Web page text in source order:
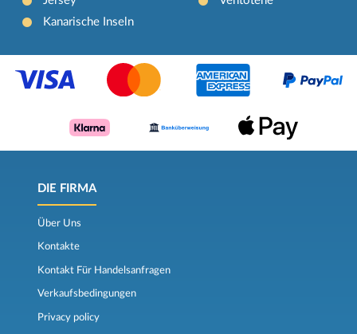
Kanarische Inseln
DIE FIRMA
Über Uns
Kontakte
Kontakt Für Handelsanfragen
Verkaufsbedingungen
Privacy policy